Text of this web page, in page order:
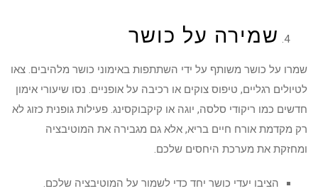
שמירה על כושר
שמרו על כושר משותף על ידי השתתפות באימוני כושר מלהיבים. צאו
לטיולים רגליים, טיפוס צוקים או רכיבה על אופניים. נסו שיעורי אימון
חדשים כמו ריקודי סלסה, יוגה או קיקבוקסינג. פעילות גופנית כזוג לא
רק מקדמת אורח חיים בריא, אלא גם מגבירה את המוטיבציה
ומחזקת את מערכת היחסים שלכם.
הציבו יעדי כושר יחד כדי לשמור על המוטיבציה שלכם.